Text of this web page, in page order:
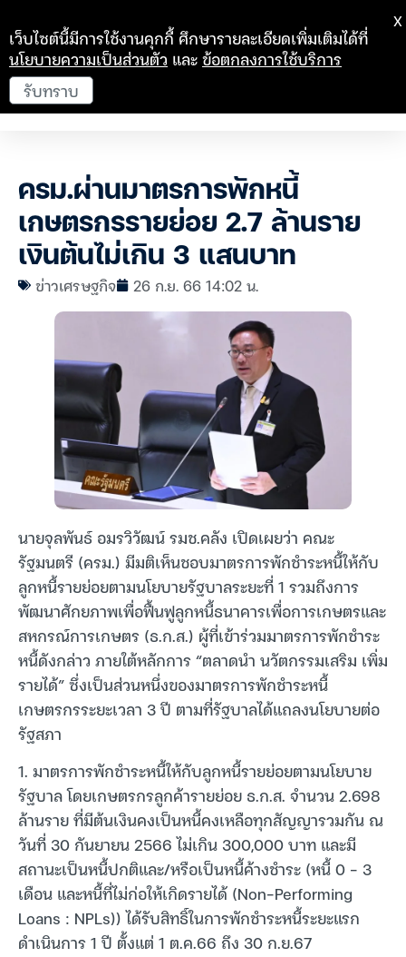
ครม.ผ่านมาตรการพักหนี้
เกษตรกรรายย่อย 2.7 ล้านราย
เงินต้นไม่เกิน 3 แสนบาท
ข่าวเศรษฐกิจ 26 ก.ย. 66 14:02 น.
นายจุลพันธ์ อมรวิวัฒน์ รมช.คลัง เปิดเผยว่า คณะ
รัฐมนตรี (ครม.) มีมติเห็นชอบมาตรการพักชำระหนี้ให้กับ
ลูกหนี้รายย่อยตามนโยบายรัฐบาลระยะที่ 1 รวมถึงการ
พัฒนาศักยภาพเพื่อฟื้นฟูลูกหนี้ธนาคารเพื่อการเกษตรและ
สหกรณ์การเกษตร (ธ.ก.ส.) ผู้ที่เข้าร่วมมาตรการพักชำระ
หนี้ดังกล่าว ภายใต้หลักการ “ตลาดนำ นวัตกรรมเสริม เพิ่ม
รายได้” ซึ่งเป็นส่วนหนึ่งของมาตรการพักชำระหนี้
เกษตรกรระยะเวลา 3 ปี ตามที่รัฐบาลได้แถลงนโยบายต่อ
รัฐสภา
1. มาตรการพักชำระหนี้ให้กับลูกหนี้รายย่อยตามนโยบาย
รัฐบาล โดยเกษตรกรลูกค้ารายย่อย ธ.ก.ส. จำนวน 2.698
ล้านราย ที่มีต้นเงินคงเป็นหนี้คงเหลือทุกสัญญารวมกัน ณ
วันที่ 30 กันยายน 2566 ไม่เกิน 300,000 บาท และมี
สถานะเป็นหนี้ปกติและ/หรือเป็นหนี้ค้างชำระ (หนี้ 0 – 3
เดือน และหนี้ที่ไม่ก่อให้เกิดรายได้ (Non-Performing
Loans : NPLs)) ได้รับสิทธิ์ในการพักชำระหนี้ระยะแรก
ดำเนินการ 1 ปี ตั้งแต่ 1 ต.ค.66 ถึง 30 ก.ย.67
เว็บไซต์นี้มีการใช้งานคุกกี้ ศึกษารายละเอียดเพิ่มเติมได้ที่
นโยบายความเป็นส่วนตัว และข้อตกลงการใช้บริการ
รับทราบ
X